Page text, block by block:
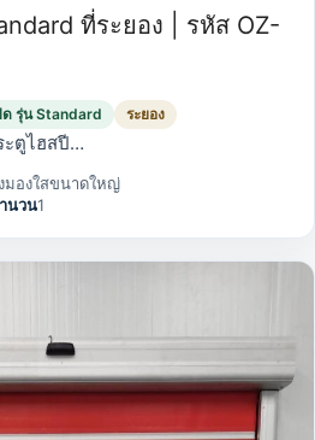
ที่ระยอง | รหัส OZ-
รุ่น Standard ระยอง
ะตูไฮสปี…
มองใสขนาดใหญ่
นวน1